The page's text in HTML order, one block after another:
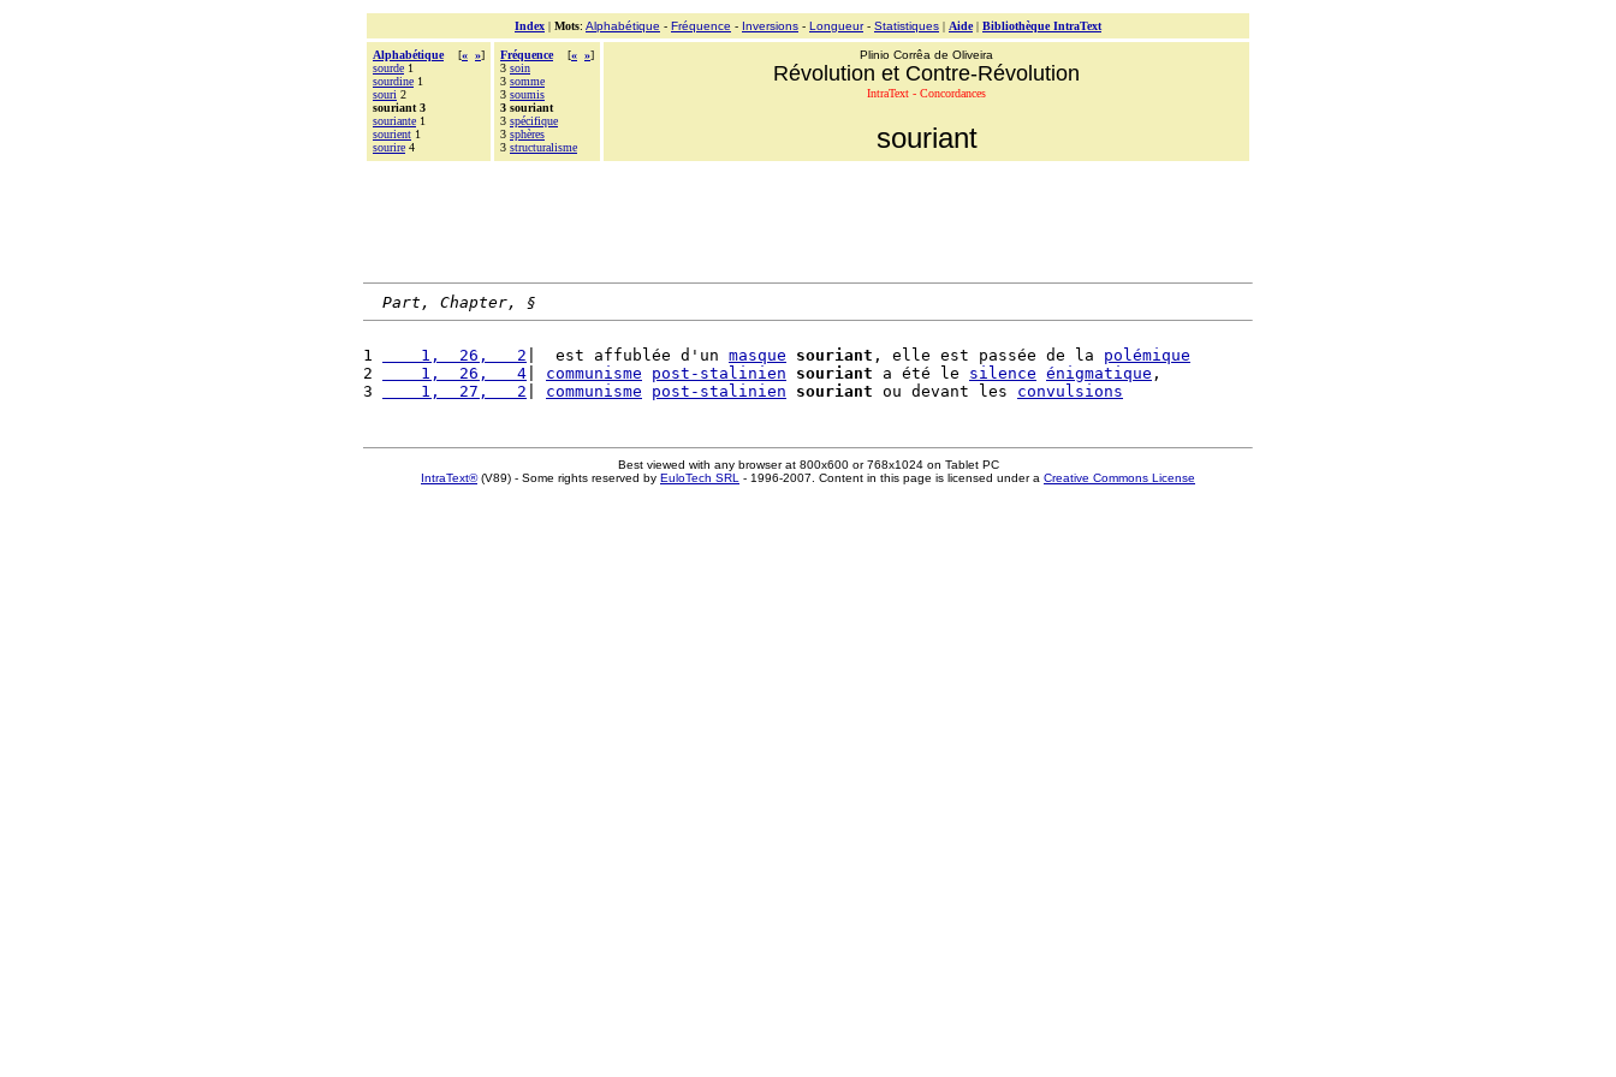
Index | Mots: Alphabétique - Fréquence - Inversions - Longueur- Statistiques | Aide| Bibliothèque IntraText
Alphabétique [« »]
sourde 1
sourdine 1
souri 2
souriant 3
souriante 1
sourient 1
sourire 4
Fréquence [« »]
3 soin
3 somme
3 soumis
3 souriant
3 spécifique
3 sphères
3 structuralisme
Plinio Corrêa de Oliveira
Révolution et Contre-Révolution
IntraText - Concordances
souriant
Part, Chapter, §
1
    1,  26,   2
|  est affublée d'un masque souriant , elle est passée de la polémique
2
    1,  26,   4
communisme post-stalinien souriant a été le silence énigmatique ,
3
    1,  27,   2
communisme post-stalinien souriant ou devant les convulsions
Best viewed with any browser at 800x600 or 768x1024 on Tablet PC
IntraText®(V89) - Some rights reserved by EuloTech SRL - 1996-2007. Content in this page is licensed under a Creative Commons License